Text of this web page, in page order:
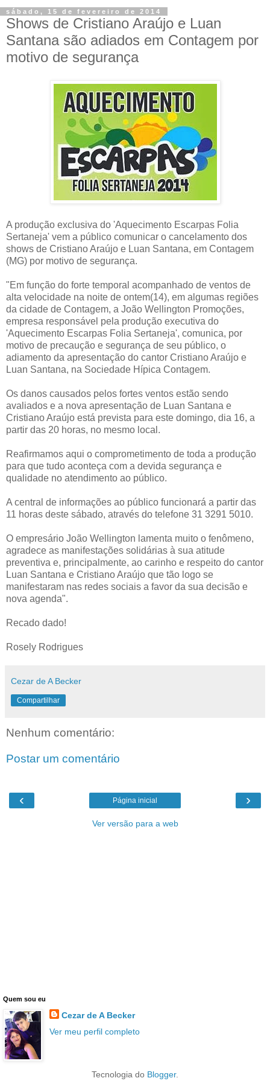
sábado, 15 de fevereiro de 2014
Shows de Cristiano Araújo e Luan
Santana são adiados em Contagem por
motivo de segurança
A produção exclusiva do 'Aquecimento Escarpas Folia
Sertaneja' vem a público comunicar o cancelamento dos
shows de Cristiano Araújo e Luan Santana, em Contagem
(MG) por motivo de segurança.
"Em função do forte temporal acompanhado de ventos de
alta velocidade na noite de ontem(14), em algumas regiões
da cidade de Contagem, a João Wellington Promoções,
empresa responsável pela produção executiva do
'Aquecimento Escarpas Folia Sertaneja', comunica, por
motivo de precaução e segurança de seu público, o
adiamento da apresentação do cantor Cristiano Araújo e
Luan Santana, na Sociedade Hípica Contagem.
Os danos causados pelos fortes ventos estão sendo
avaliados e a nova apresentação de Luan Santana e
Cristiano Araújo está prevista para este domingo, dia 16, a
partir das 20 horas, no mesmo local.
Reafirmamos aqui o comprometimento de toda a produção
para que tudo aconteça com a devida segurança e
qualidade no atendimento ao público.
A central de informações ao público funcionará a partir das
11 horas deste sábado, através do telefone 31 3291 5010.
O empresário João Wellington lamenta muito o fenômeno,
agradece as manifestações solidárias à sua atitude
preventiva e, principalmente, ao carinho e respeito do cantor
Luan Santana e Cristiano Araújo que tão logo se
manifestaram nas redes sociais a favor da sua decisão e
nova agenda".
Recado dado!
Rosely Rodrigues
Cezar de A Becker
Compartilhar
Nenhum comentário:
Postar um comentário
‹ ›
Página inicial
Ver versão para a web
Quem sou eu
Cezar de A Becker
Ver meu perfil completo
Tecnologia do Blogger.